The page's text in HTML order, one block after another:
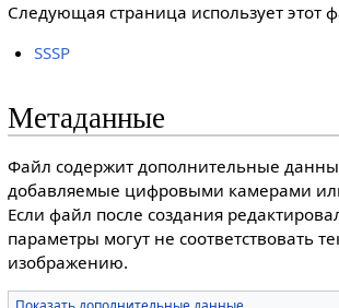
Следующая страница использует этот
SSSP
Метаданные
Файл содержит дополнительные
добавляемые цифровыми камерами
Если файл после создания
параметры могут не соответствовать
изображению.